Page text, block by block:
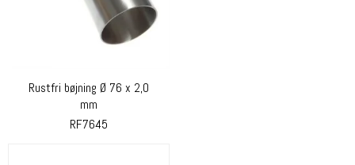
Rustfri bøjning Ø 76 x 2,0
mm
RF7645